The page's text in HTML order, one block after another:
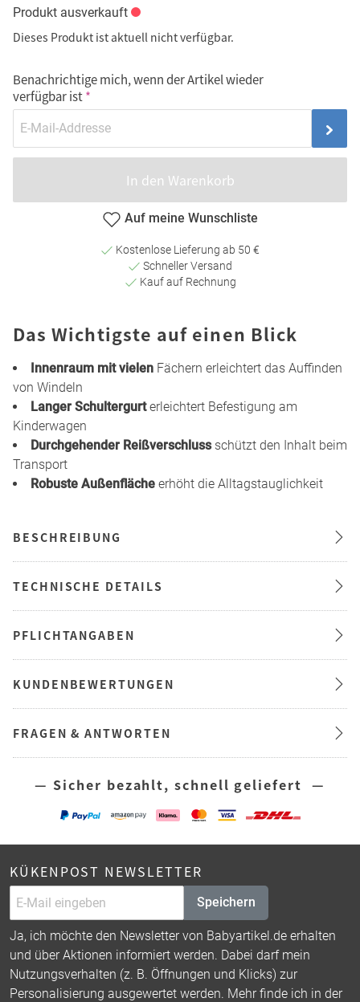
Produkt ausverkauft
Dieses Produkt ist aktuell nicht verfügbar.
Benachrichtige mich, wenn der Artikel wieder
verfügbar ist
In den Warenkorb
Auf meine Wunschliste
Kostenlose Lieferung ab 50 €
Schneller Versand
Kauf auf Rechnung
Das Wichtigste auf einen Blick
Innenraum mit vielen Fächern erleichtert das Auffinden
von Windeln
Langer Schultergurterleichtert Befestigung am
Kinderwagen
Durchgehender Reißverschlussschützt den Inhalt beim
Transport
Robuste Außenfläche erhöht die Alltagstauglichkeit
BESCHREIBUNG
TECHNISCHE DETAILS
PFLICHTANGABEN
KUNDENBEWERTUNGEN
FRAGEN & ANTWORTEN
— Sicher bezahlt, schnell geliefert —
KÜKENPOST NEWSLETTER
Speichern
Ja, ich möchte den Newsletter von Babyartikel.de erhalten
und über Aktionen informiert werden. Dabei darf mein
Nutzungsverhalten (z. B. Öffnungen und Klicks) zur
Personalisierung ausgewertet werden. Mehr finde ich in der